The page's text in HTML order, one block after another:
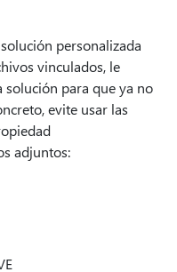
personalizada
vinculados, le
solución para que ya no
evite usar las
adjuntos: